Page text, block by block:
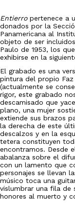
Entierropertenece a
donados por la
Panamericana al
objeto de ser
Paulo de 1953, los
exhibirse en la
El grabado es una
pintura del propio
(actualmente se
rigor, este grabado
descamisado que
plano, una mujer
extiende sus brazos
la derecha de este
descalzos y en la
tetera constituyen
encontramos. Desde
abalanza sobre el
con un lamento que
personajes se llevan
músico toca una
vislumbrar una fila de
honores al muerto y